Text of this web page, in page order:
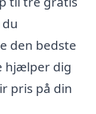
den bedste
hjælper dig
pris på din